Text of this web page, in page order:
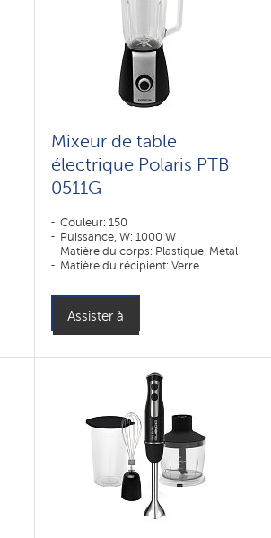
Mixeur de table
électrique Polaris PTB
0511G
Couleur: 150
Puissance, W: 1000 W
Matière du corps: Plastique, Métal
Matière du récipient: Verre
Assister à